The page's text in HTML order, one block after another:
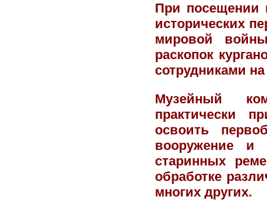
При посещении
исторических
мировой
раскопок
сотрудниками
Музейный
практически
освоить
вооружение и
старинных
обработке
многих других.